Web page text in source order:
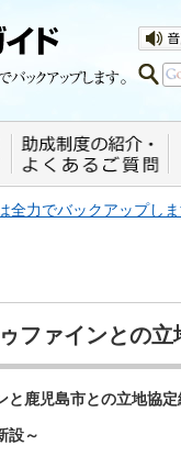
でバックアッ
全力でバックアップしま
ファインとの立
と鹿児島市との立地協
設～